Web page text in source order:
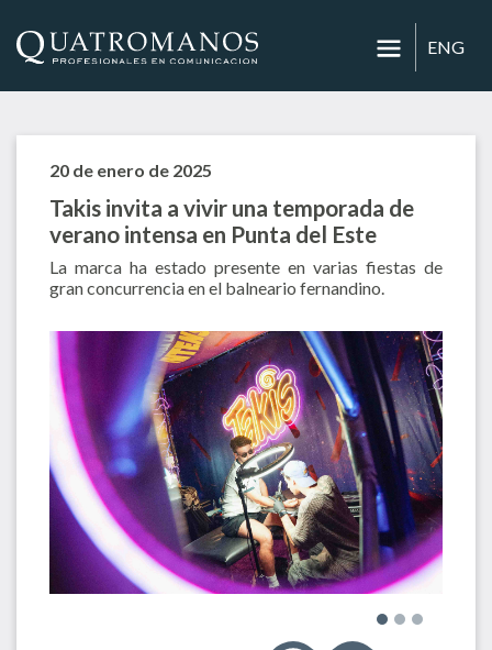
ENG
20 de enero de 2025
Takis invita a vivir una temporada de
verano intensa en Punta del Este
La marca ha estado presente en varias fiestas de
gran concurrencia en el balneario fernandino.